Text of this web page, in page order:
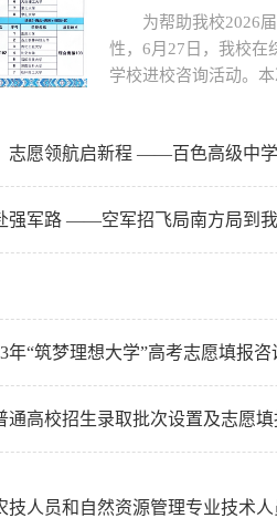
为帮助我校2026
性，6月27日，我校在
学校进校咨询活动。
志愿领航启新程 ——百色高级中学
强军路 ——空军招飞局南方局到
年“筑梦理想大学”高考志愿填报
通高校招生录取批次设置及志愿填
技人员和自然资源管理专业技术